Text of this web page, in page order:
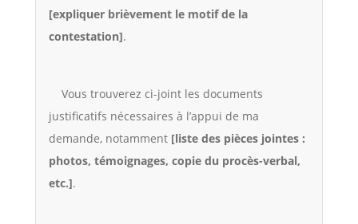
[expliquer brièvement le motif de la
contestation].
Vous trouverez ci-joint les documents
justificatifs nécessaires à l’appui de ma
demande, notamment [liste des pièces jointes :
photos, témoignages, copie du procès-verbal,
etc.].